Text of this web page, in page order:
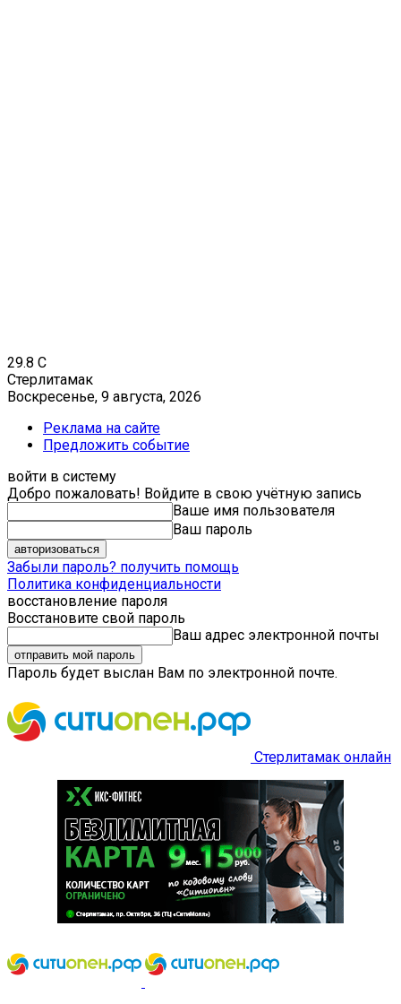
29.8 C
Стерлитамак
Воскресенье, 9 августа, 2026
Реклама на сайте
Предложить событие
войти в систему
Добро пожаловать! Войдите в свою учётную запись
Ваше имя пользователя
Ваш пароль
Забыли пароль? получить помощь
Политика конфиденциальности
восстановление пароля
Восстановите свой пароль
Ваш адрес электронной почты
Пароль будет выслан Вам по электронной почте.
Стерлитамак онлайн